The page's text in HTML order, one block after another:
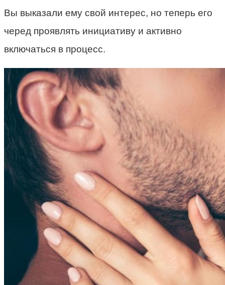
Вы выказали ему свой интерес, но теперь его
черед проявлять инициативу и активно
включаться в процесс.